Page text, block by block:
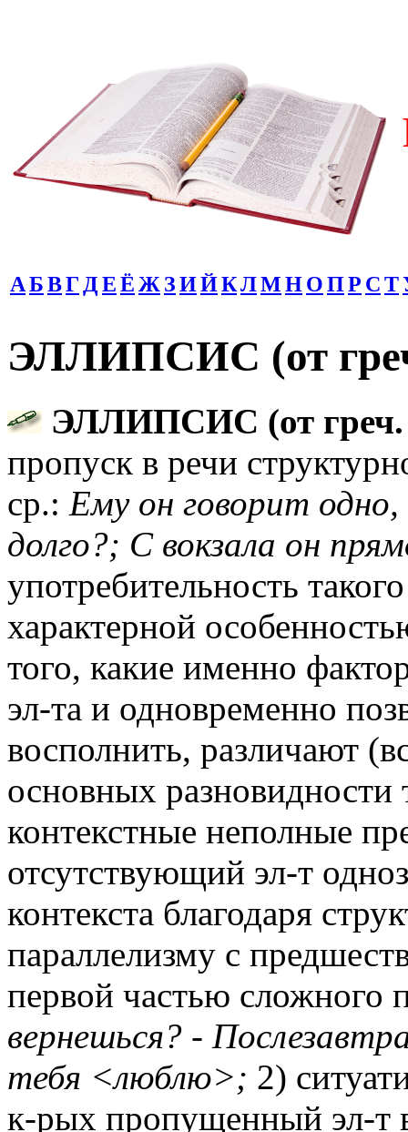
АБВГ ДЕЁ Ж ЗИЙКЛМНОПР СТ
ЭЛЛИПСИС (от
ЭЛЛИПСИС (от греч.
пропуск в речи
ср.: Ему он говорит
долго?; С вокзала он
употребительность
характерной
того, какие именно
эл-та и одновременно
восполнить, различают
основных
контекстные неполные
отсутствующий эл-т
контекста благодаря
параллелизму с
первой частью сложного
вернешься? -
тебя <люблю>; 2)
к-рых пропущенный эл-т